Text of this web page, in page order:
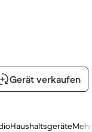
Gerät verkaufen
HaushaltsgeräteMehr